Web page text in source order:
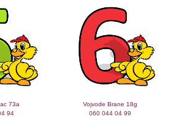
73a
94
Vojvode Brane 18g
060 044 04 99